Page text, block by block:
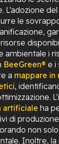
L’adozione del
le
ambientale i
BeeGreen® e i
a mappare in
,
artificiale ha
di
non
Inoltre,